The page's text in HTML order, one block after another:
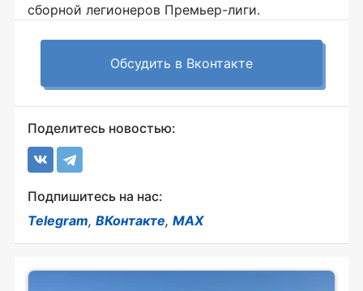
сборной легионеров Премьер-лиги.
Обсудить в Вконтакте
Поделитесь новостью:
Подпишитесь на нас:
Telegram, ВКонтакте, MAX